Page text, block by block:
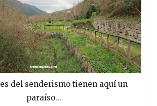
del senderismo tienen aquí un
paraíso...